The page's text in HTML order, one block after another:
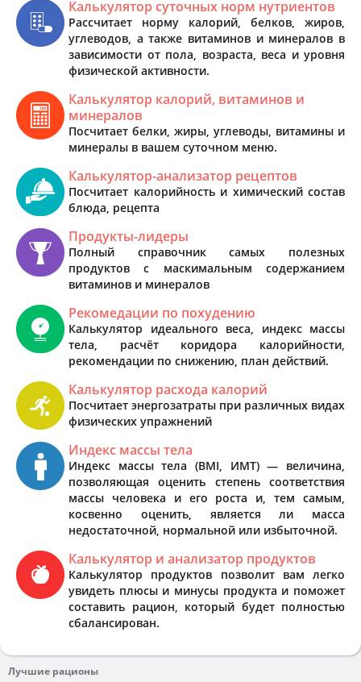
Калькулятор суточных норм нутриентов
Рассчитает норму калорий, белков, жиров,
углеводов, а также витаминов и минералов в
зависимости от пола, возраста, веса и уровня
физической активности.
Калькулятор калорий, витаминов и
минералов
Посчитает белки, жиры, углеводы, витамины и
минералы в вашем суточном меню.
Калькулятор-анализатор рецептов
Посчитает калорийность и химический состав
блюда, рецепта
Продукты-лидеры
Полный справочник самых полезных
продуктов с маскимальным содержанием
витаминов и минералов
Рекомедации по похудению
Калькулятор идеального веса, индекс массы
тела, расчёт коридора калорийности,
рекомендации по снижению, план действий.
Калькулятор расхода калорий
Посчитает энергозатраты при различных видах
физических упражнений
Индекс массы тела
Индекс массы тела (BMI, ИМТ) — величина,
позволяющая оценить степень соответствия
массы человека и его роста и, тем самым,
косвенно оценить, является ли масса
недостаточной, нормальной или избыточной.
Калькулятор и анализатор продуктов
Калькулятор продуктов позволит вам легко
увидеть плюсы и минусы продукта и поможет
составить рацион, который будет полностью
сбалансирован.
Лучшие рационы